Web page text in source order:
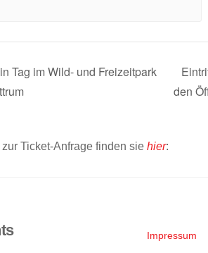
Tag im Wild- und Freizeitpark
den
zur Ticket-Anfrage finden sie hier:
Impressum